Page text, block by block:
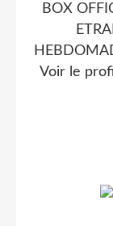
BOX
Voir le